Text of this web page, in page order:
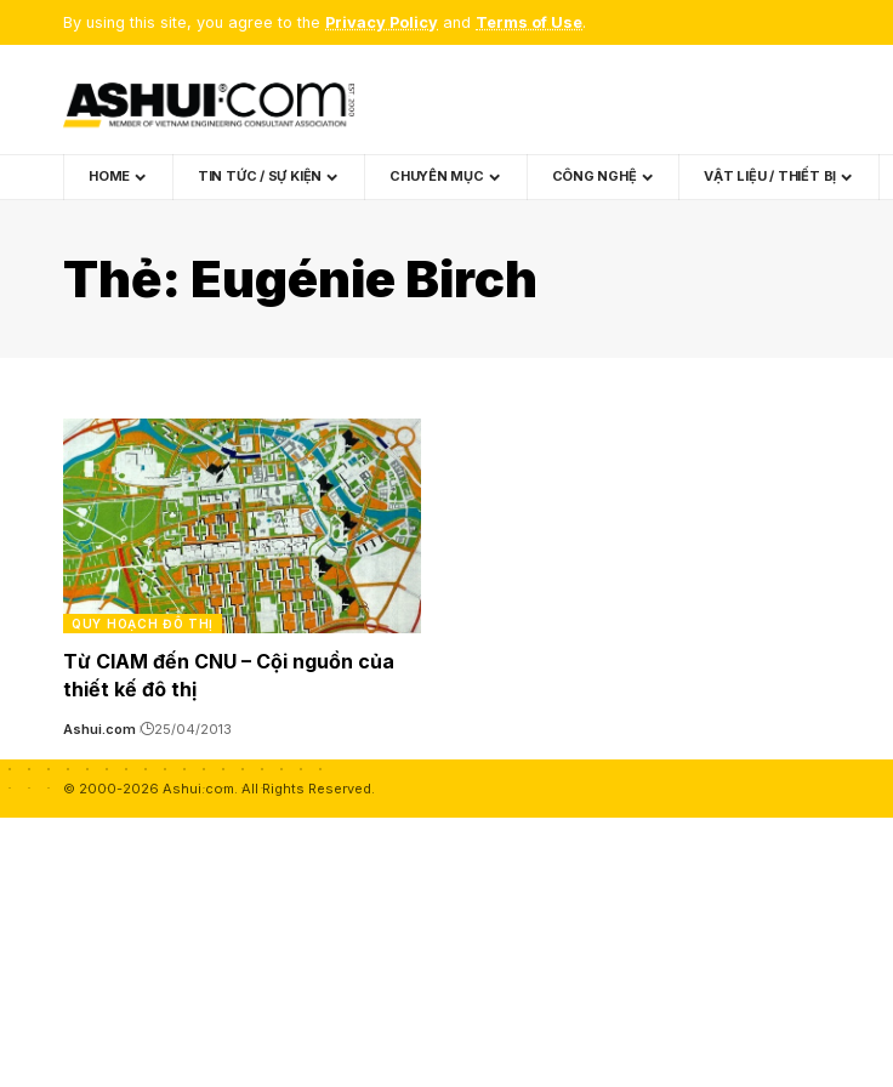
By using this site, you agree to the Privacy Policy and Terms of Use.
HOME TIN TỨC / SỰ KIỆN CHUYÊN MỤC CÔNG NGHỆ VẬT LIỆU / THIẾT BỊ
Thẻ: Eugénie Birch
QUY HOẠCH ĐÔ THỊ
Từ CIAM đến CNU – Cội nguồn của
thiết kế đô thị
Ashui.com 25/04/2013
© 2000-2026 Ashui.com. All Rights Reserved.